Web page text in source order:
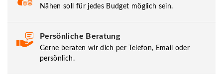
Nähen soll für jedes Budget möglich sein.
Persönliche Beratung
Gerne beraten wir dich per Telefon, Email oder
persönlich.